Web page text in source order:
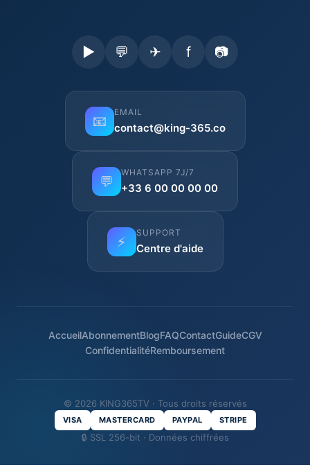
▶ 💬 ✈ f 📷
📧
EMAIL
contact@king-365.co
💬
WHATSAPP 7J/7
+33 6 00 00 00 00
⚡
SUPPORT
Centre d'aide
AccueilAbonnementBlogFAQContactGuideCGV
ConfidentialitéRemboursement
© 2026 KING365TV · Tous droits réservés
VISA MASTERCARD PAYPAL STRIPE
🔒 SSL 256-bit · Données chiffrées